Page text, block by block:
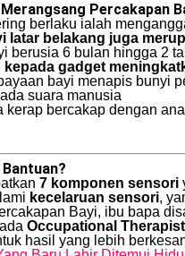
Percakapan
berlaku ialah
latar belakang juga
berusia 6 bulan hingga 2
gadget
bayi menapis bunyi
suara manusia
kerap bercakap dengan
7 komponen sensori
kecelaruan sensori,
Bayi, ibu bapa
Occupational Therapist
hasil yang lebih